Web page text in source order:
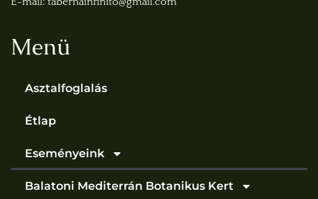
Menü
Asztalfoglalás
Étlap
Eseményeink
Balatoni Mediterrán Botanikus Kert